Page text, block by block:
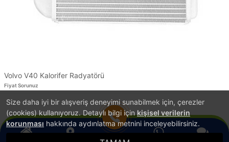
Size daha iyi bir alışveriş deneyimi sunabilmek için, çerezler
(cookies) kullanıyoruz. Detaylı bilgi için kişisel verilerin
korunması hakkında aydınlatma metnini inceleyebilirsiniz.
Volvo V40 Kalorifer Radyatörü
Fiyat Sorunuz
1